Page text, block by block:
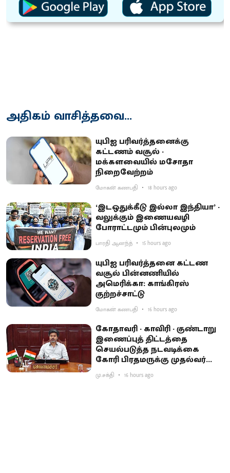
அதிகம் வாசித்தவை...
யுபிஐ பரிவர்த்தனைக்கு
கட்டணம் வசூல் -
மக்களவையில் மசோதா
நிறைவேற்றம்
மோகன் கணபதி 18 hours ago
‘இடஒதுக்கீடு இல்லா இந்தியா’ -
வலுக்கும் இணையவழி
போராட்டமும் பின்புலமும்
பாரதி ஆனந்த் 15 hours ago
யுபிஐ பரிவர்த்தனை கட்டண
வசூல் பின்னணியில்
அமெரிக்கா: காங்கிரஸ்
குற்றச்சாட்டு
மோகன் கணபதி 16 hours ago
கோதாவரி - காவிரி - குண்டாறு
இணைப்புத் திட்டத்தை
செயல்படுத்த நடவடிக்கை
கோரி பிரதமருக்கு முதல்வர்
விஜய் கடிதம்
மு.சக்தி 16 hours ago